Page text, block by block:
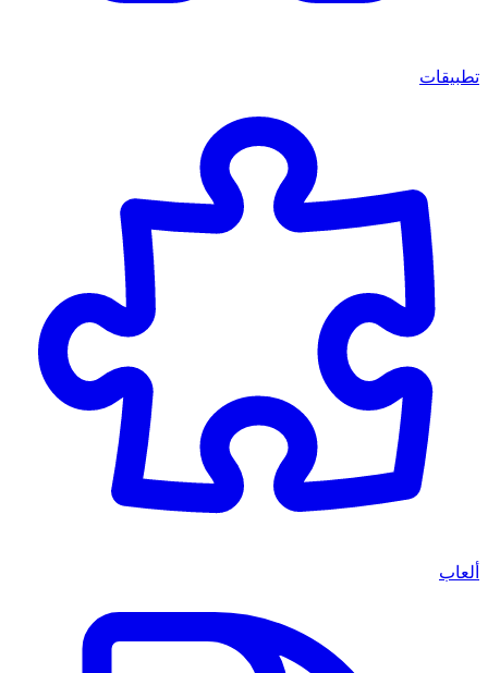
تطبيقات
ألعاب